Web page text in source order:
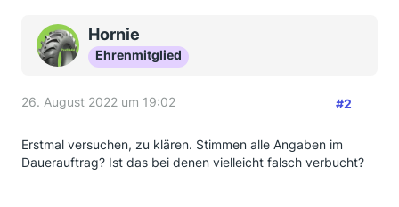
Hornie
Ehrenmitglied
26. August 2022 um 19:02 #2
Erstmal versuchen, zu klären. Stimmen alle Angaben im
Dauerauftrag? Ist das bei denen vielleicht falsch verbucht?